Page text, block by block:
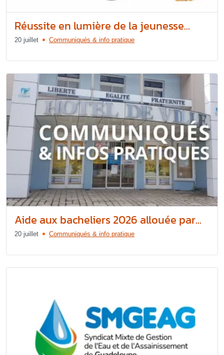
Réussite en lumière de la jeunesse...
20 juillet Communiqués & info pratique
Aide aux bacheliers 2026 allouée par...
20 juillet Communiqués & info pratique